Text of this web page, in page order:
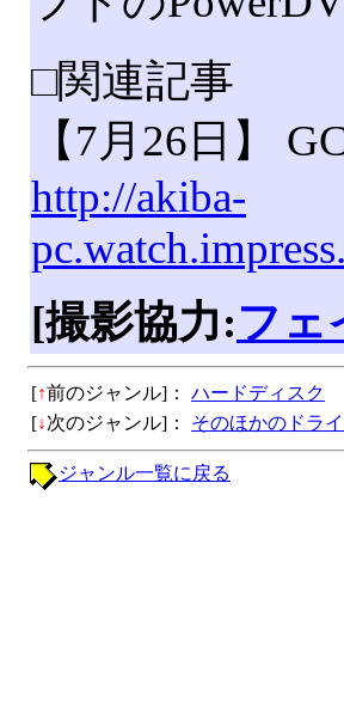
□関連記事
【7月26日】
http://akiba-
[撮影協力:フェ
[↑前のジャンル]：
ハードディスク
[↓次のジャンル]： そのほかのドラ
ジャンル一覧に戻る